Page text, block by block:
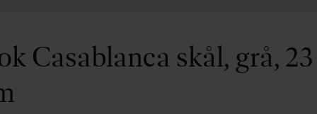
Casablanca skål, grå, 23